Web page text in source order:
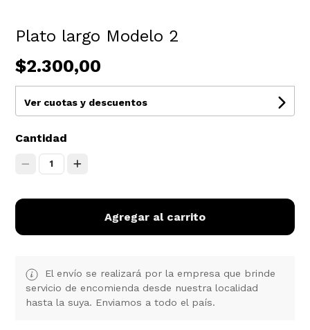
Plato largo Modelo 2
$2.300,00
Ver cuotas y descuentos
Cantidad
1
Agregar al carrito
El envío se realizará por la empresa que brinde
servicio de encomienda desde nuestra localidad
hasta la suya. Enviamos a todo el país.